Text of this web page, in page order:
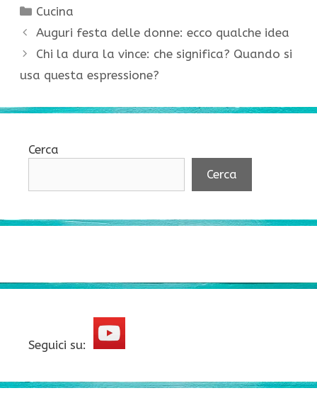
Categorie
Cucina
Auguri festa delle donne: ecco qualche idea
Chi la dura la vince: che significa? Quando si
usa questa espressione?
Cerca
Cerca
Seguici su: